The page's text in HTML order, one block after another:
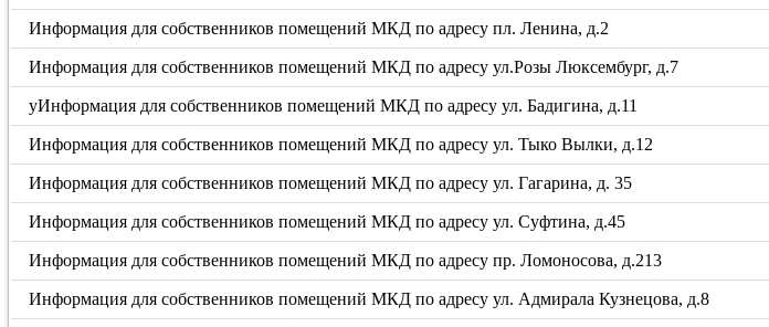
Информация для собственников помещений МКД по адресу пл. Ленина, д.2
Информация для собственников помещений МКД по адресу ул.Розы Люксембург, д.7
уИнформация для собственников помещений МКД по адресу ул. Бадигина, д.11
Информация для собственников помещений МКД по адресу ул. Тыко Вылки, д.12
Информация для собственников помещений МКД по адресу ул. Гагарина, д. 35
Информация для собственников помещений МКД по адресу ул. Суфтина, д.45
Информация для собственников помещений МКД по адресу пр. Ломоносова, д.213
Информация для собственников помещений МКД по адресу ул. Адмирала Кузнецова, д.8